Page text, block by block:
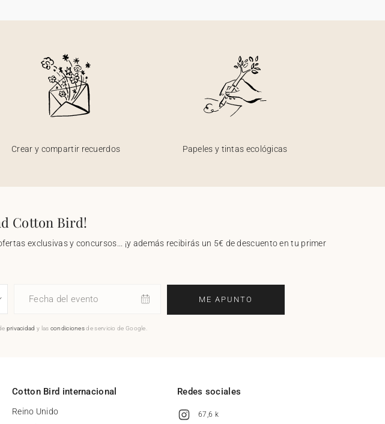
Crear y compartir recuerdos Papeles y tintas ecológicas
Cotton Bird!
exclusivas y concursos... ¡y además recibirás un 5€ de descuento en tu primer
Fecha del evento ME APUNTO
privacidad y las condicionesde servicio de Google.
Cotton Bird internacional
Reino Unido
Redes sociales
67,6 k